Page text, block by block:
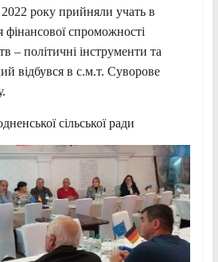
року прийняли учать в
фінансової спроможності
– полiтичнi iнструменти та
відбувся в с.м.т. Суворове
сільської ради